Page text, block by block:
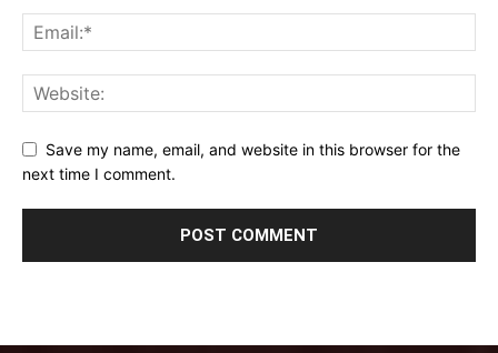
Save my name, email, and website in this browser for the
next time I comment.